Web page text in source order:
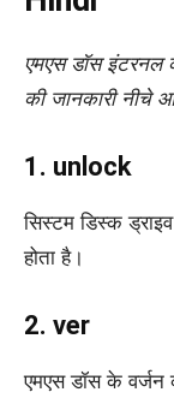
एमएस डॉस इंटरनल
की जानकारी नीचे
1. unlock
सिस्टम डिस्क
होता है।
2. ver
एमएस डॉस के वर्जन